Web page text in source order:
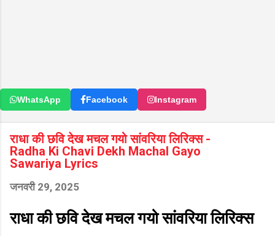
WhatsApp Facebook Instagram
राधा की छवि देख मचल गयो सांवरिया लिरिक्स -
Radha Ki Chavi Dekh Machal Gayo
Sawariya Lyrics
जनवरी 29, 2025
राधा की छवि देख मचल गयो सांवरिया लिरिक्स